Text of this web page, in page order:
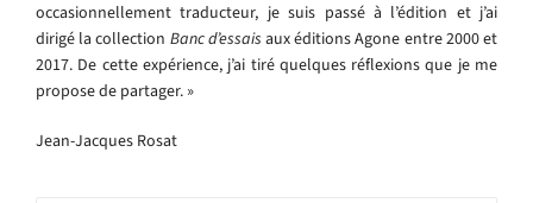
occasionnellement traducteur, je suis passé à l’édition et j’ai
dirigé la collection Banc d’essais aux éditions Agone entre 2000 et
2017. De cette expérience, j’ai tiré quelques réflexions que je me
propose de partager. »
Jean-Jacques Rosat